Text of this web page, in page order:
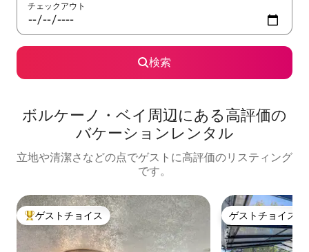
チェックアウト
検索
ボルケーノ・ベイ⁠周⁠辺⁠に⁠あ⁠る高⁠評⁠価⁠の
バ⁠ケ⁠ー⁠シ⁠ョ⁠ン⁠レ⁠ン⁠タ⁠ル
立地や清潔さなどの点でゲストに高評価のリスティング
です。
大好評のゲストチョイスです。
ゲストチョイス ゲストチョイス
ゲストチョイス